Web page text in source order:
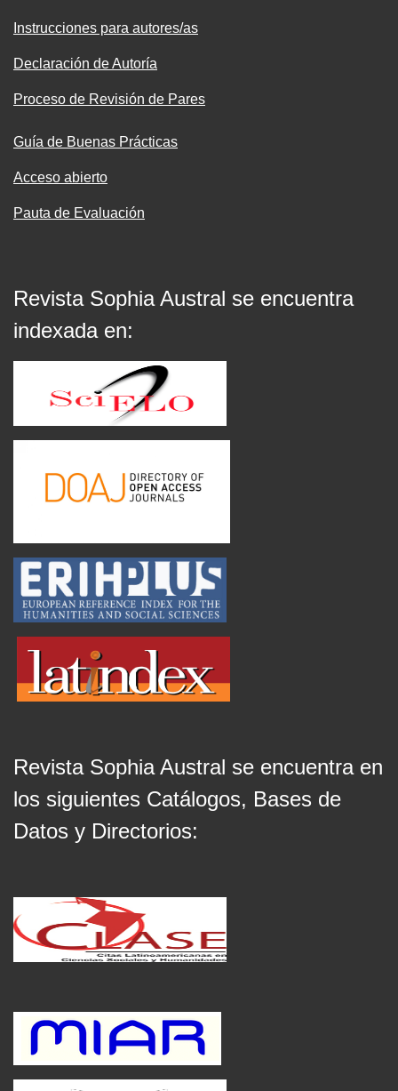
Instrucciones para autores/as
Declaración de Autoría
Proceso de Revisión de Pares
Guía de Buenas Prácticas
Acceso abierto
Pauta de Evaluación
Revista Sophia Austral se encuentra
indexada en:
Revista Sophia Austral se encuentra en
los siguientes Catálogos, Bases de
Datos y Directorios: